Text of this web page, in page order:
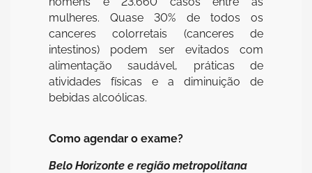
mulheres. Quase 30% de todos os
canceres colorretais (canceres de
intestinos) podem ser evitados com
alimentação saudável, práticas de
atividades físicas e a diminuição de
bebidas alcoólicas.
Como agendar o exame?
Belo Horizonte e região metropolitana